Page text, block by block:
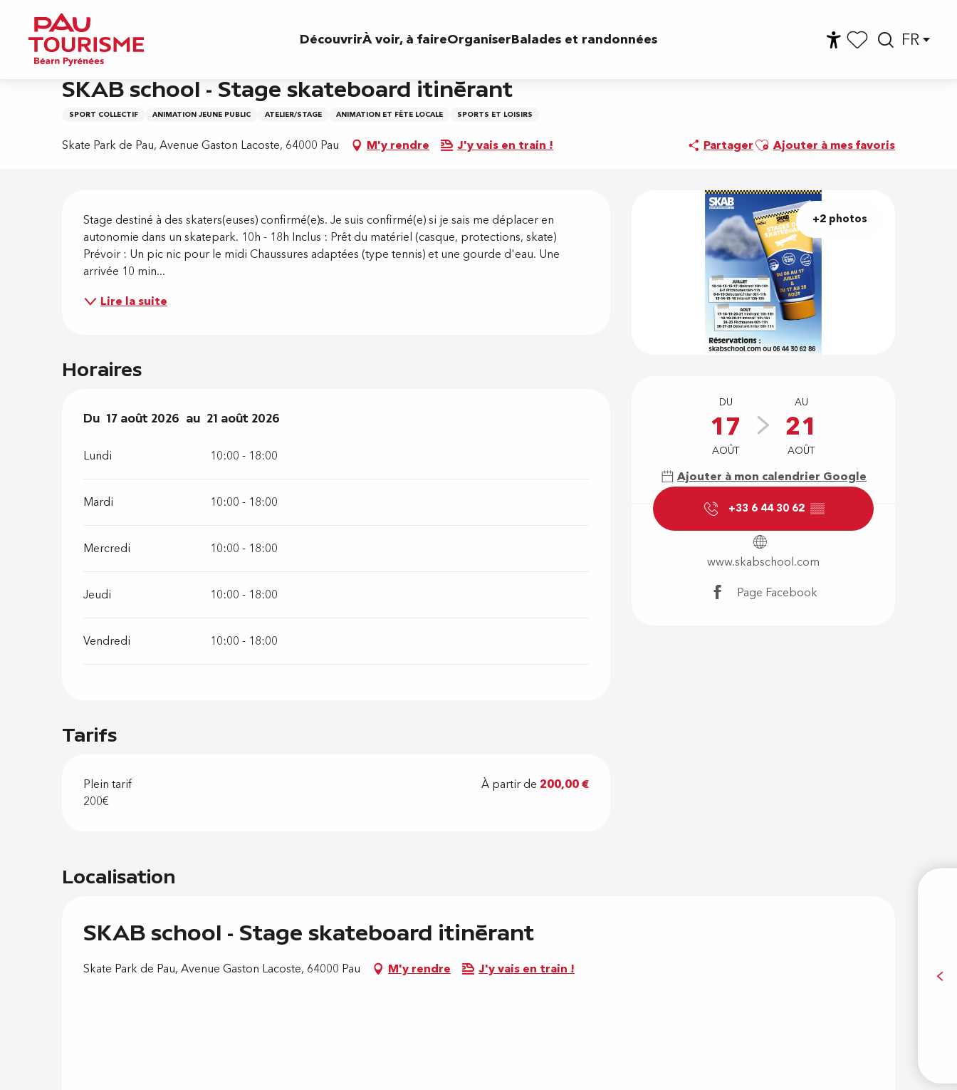
contenu
principal
FR
DécouvrirÀ voir, à faireOrganiserBalades et randonnées
Accueil
17 août > 21 août
SKAB school - Stage skateboard itinérant
SPORT COLLECTIF ANIMATION JEUNE PUBLIC ATELIER/STAGE ANIMATION ET FÊTE LOCALE SPORTS ET LOISIRS
Skate Park de Pau, Avenue Gaston Lacoste, 64000 Pau M'y rendre J'y vais en train ! PartagerAjouter aux favoris
Ajouter à mes favoris
+2 photos
Ouverture
DU
17
AOÛT
AU
21
AOÛT
Ajouter à mon calendrier Google
+33 6 44 30 62 ▒▒
www.skabschool.com
Page Facebook
Description
Stage destiné à des skaters(euses) confirmé(e)s. Je suis confirmé(e) si je sais me déplacer en
autonomie dans un skatepark. 10h - 18h Inclus : Prêt du matériel (casque, protections, skate)
Prévoir : Un pic nic pour le midi Chaussures adaptées (type tennis) et une gourde d'eau. Une
arrivée 10 min...
Lire la suite
Horaires
Du 17 août 2026 au 21 août 2026
Du 17 août 2026 au 21 août 2026
Lundi 10:00 - 18:00
Mardi 10:00 - 18:00
Mercredi 10:00 - 18:00
Jeudi 10:00 - 18:00
Vendredi 10:00 - 18:00
Tarifs
Plein tarif À partir de200,00 €
200€
Localisation
SKAB school - Stage skateboard itinérant
Skate Park de Pau, Avenue Gaston Lacoste, 64000 Pau M'y rendre J'y vais en train !